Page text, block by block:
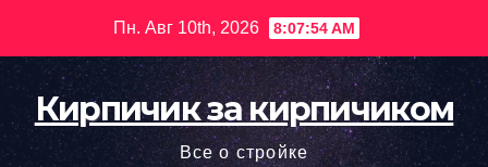
содержимому
Пн. Авг 10th, 2026 8:07:55 AM
Кирпичик за кирпичиком
Все о стройке